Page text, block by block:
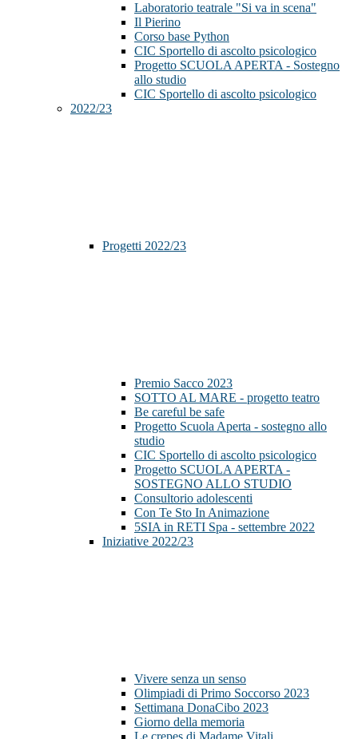
Laboratorio teatrale "Si va in scena"
Il Pierino
Corso base Python
CIC Sportello di ascolto psicologico
Progetto SCUOLA APERTA - Sostegno
allo studio
CIC Sportello di ascolto psicologico
2022/23
Progetti 2022/23
Premio Sacco 2023
SOTTO AL MARE - progetto teatro
Be careful be safe
Progetto Scuola Aperta - sostegno allo
studio
CIC Sportello di ascolto psicologico
Progetto SCUOLA APERTA -
SOSTEGNO ALLO STUDIO
Consultorio adolescenti
Con Te Sto In Animazione
5SIA in RETI Spa - settembre 2022
Iniziative 2022/23
Vivere senza un senso
Olimpiadi di Primo Soccorso 2023
Settimana DonaCibo 2023
Giorno della memoria